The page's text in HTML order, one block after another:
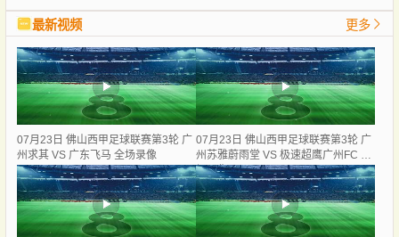
最新视频 更多
07月23日 佛山西甲足球联赛第3轮 广
州求其 VS 广东飞马 全场录像
07月23日 佛山西甲足球联赛第3轮 广
州苏雅蔚雨堂 VS 极速超鹰广州FC 全
场录像